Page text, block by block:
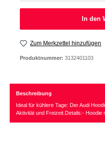
In den
Zum Merkzettel hinzufügen
Produktnummer: 3132401103
Beschreibung
Ideal für kühlere Tage: Der Audi
Aktivität und Freizeit.Details:- Hoodie